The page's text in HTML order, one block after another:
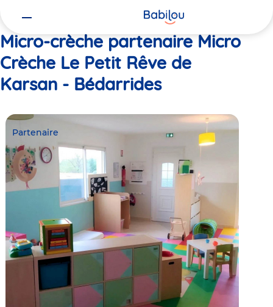
Micro-crèche partenaire Micro
Crèche Le Petit Rêve de
Karsan - Bédarrides
Partenaire